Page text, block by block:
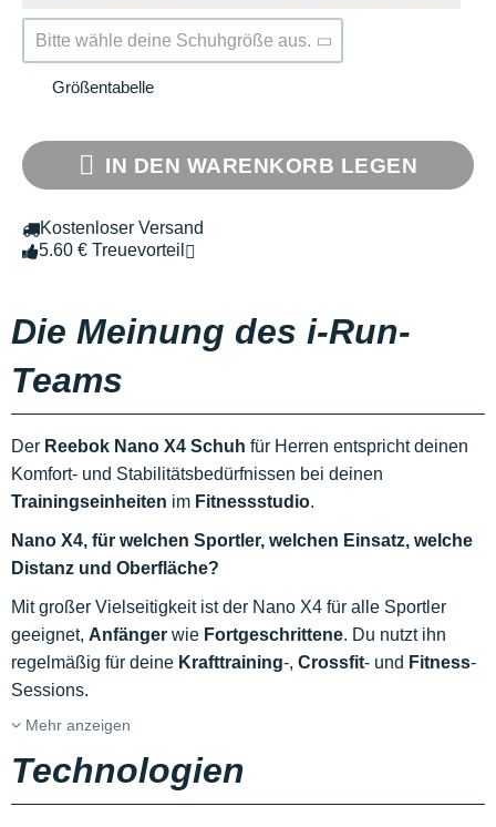
Bitte wähle deine Schuhgröße aus.
Größentabelle
IN DEN WARENKORB LEGEN
Kostenloser Versand
5.60 € Treuevorteil
Die Meinung des i-Run-
Teams
Der Reebok Nano X4 Schuh für Herren entspricht deinen
Komfort- und Stabilitätsbedürfnissen bei deinen
Trainingseinheiten im Fitnessstudio.
Nano X4, für welchen Sportler, welchen Einsatz, welche
Distanz und Oberfläche?
Mit großer Vielseitigkeit ist der Nano X4 für alle Sportler
geeignet, Anfänger wie Fortgeschrittene. Du nutzt ihn
regelmäßig für deine Krafttraining-, Crossfit- und Fitness-
Sessions.
Mehr anzeigen
Technologien